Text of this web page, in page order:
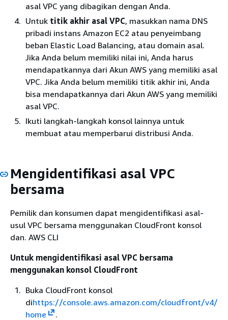
asal VPC yang dibagikan dengan Anda.
Untuk titik akhir asal VPC, masukkan nama DNS
pribadi instans Amazon EC2 atau penyeimbang
beban Elastic Load Balancing, atau domain asal.
Jika Anda belum memiliki nilai ini, Anda harus
mendapatkannya dari Akun AWS yang memiliki asal
VPC. Jika Anda belum memiliki titik akhir ini, Anda
bisa mendapatkannya dari Akun AWS yang memiliki
asal VPC.
Ikuti langkah-langkah konsol lainnya untuk
membuat atau memperbarui distribusi Anda.
Mengidentifikasi asal VPC
bersama
Pemilik dan konsumen dapat mengidentifikasi asal-
usul VPC bersama menggunakan CloudFront konsol
dan. AWS CLI
Untuk mengidentifikasi asal VPC bersama
menggunakan konsol CloudFront
Buka CloudFront konsol
dihttps://console.aws.amazon.com/cloudfront/v4/
home
.